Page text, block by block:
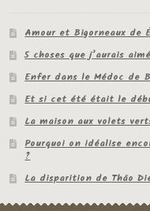
Amour et Bigorneaux de
5 choses que j’aurais
Enfer dans le Médoc de
Et si cet été était le
La maison aux volets
Pourquoi on idéalise
?
La disparition de Thâo